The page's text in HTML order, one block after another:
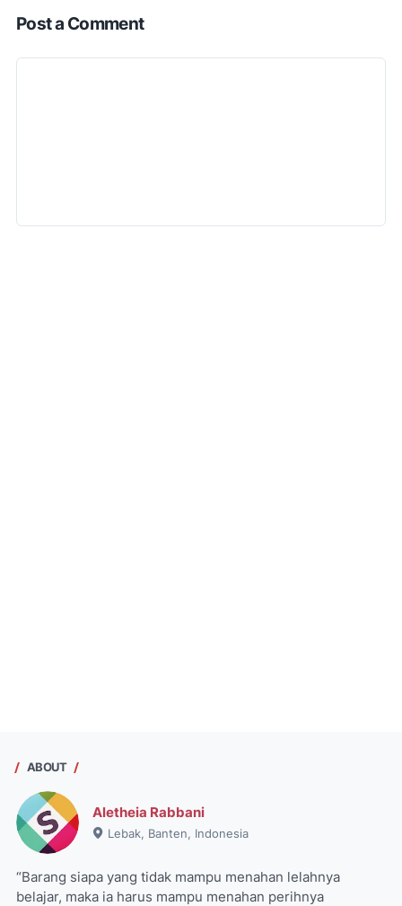
Post a Comment
ABOUT
Aletheia Rabbani
Lebak, Banten, Indonesia
“Barang siapa yang tidak mampu menahan lelahnya
belajar, maka ia harus mampu menahan perihnya